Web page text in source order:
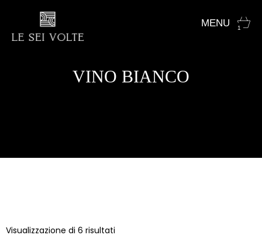
1
VINO BIANCO
Visualizzazione di 6 risultati